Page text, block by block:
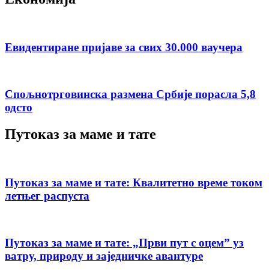
Евидентиране пријаве за свих 30.000 ваучера
Спољнотрговинска размена Србије порасла 5,8
одсто
Путоказ за маме и тате
Путоказ за маме и тате: Квалитетно време током
летњег распуста
Путоказ за маме и тате: „Први пут с оцемˮ уз
ватру, природу и заједничке авантуре